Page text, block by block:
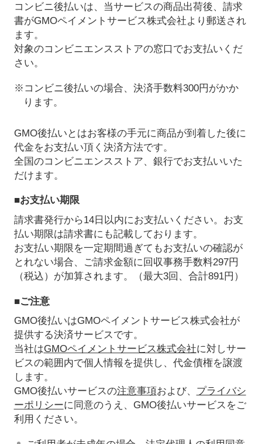
コンビニ後払いは、当サービスの商品出荷後、請求
書がGMOペイメントサービス株式会社より郵送され
ます。
対象のコンビニエンスストアの窓口でお支払いくだ
さい。
※コンビニ後払いの場合、決済手数料300円がかか
ります。
GMO後払いとはお客様の手元に商品が到着した後に
代金をお支払い頂く決済方法です。
全国のコンビニエンスストア、銀行でお支払いいた
だけます。
■お支払い期限
請求書発行から14日以内にお支払いください。お支
払い期限は請求書にも記載しております。
お支払い期限を一定期間過ぎてもお支払いの確認が
とれない場合、ご請求金額に回収事務手数料297円
（税込）が加算されます。（最大3回、合計891円）
■ご注意
GMO後払いはGMOペイメントサービス株式会社が
提供する決済サービスです。
当社はGMOペイメントサービス株式会社に対しサー
ビスの範囲内で個人情報を提供し、代金債権を譲渡
します。
GMO後払いサービスの注意事項および、 プライバシ
ーポリシーに同意のうえ、GMO後払いサービスをご
利用ください。